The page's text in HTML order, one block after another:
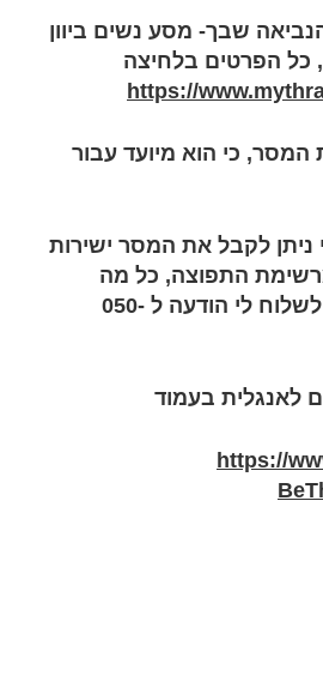
שבך- מסע נשים ביוון
כל הפרטים בלחיצה
https://
כי הוא מיועד עבור
ניתן לקבל את המסר ישירות
התפוצה, כל מה
שצריך לעשות הוא לשלוח לי הודעה ל 050-
לאנגלית בעמוד
https://